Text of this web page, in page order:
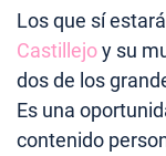
Los que sí
Castillejoy su
dos de los
Es una
contenido